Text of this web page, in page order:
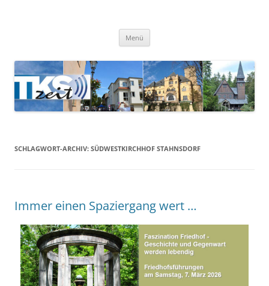
Menü
SCHLAGWORT-ARCHIV: SÜDWESTKIRCHHOF STAHNSDORF
Immer einen Spaziergang wert …